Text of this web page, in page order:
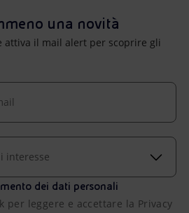
una novità
attiva il mail alert per scoprire gli
interesse
dei dati personali
per leggere e accettare la Privacy